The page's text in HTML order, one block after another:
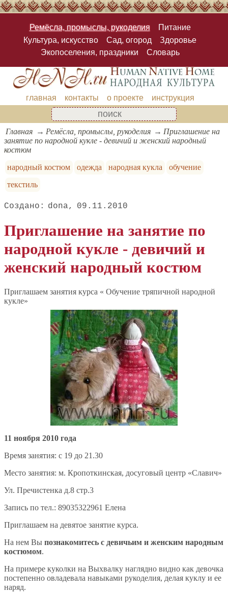
Ремёсла, промыслы, рукоделия
Питание
Культура, искусство
Сад, огород
Здоровье
Экопоселения, праздники
Словарь
главная контакты о проекте инструкция
Главная Ремёсла, промыслы, рукоделия
Приглашение на
занятие по народной кукле - девичий и женский народный
костюм
народный костюм
одежда народная кукла
обучение
текстиль
dona 09.11.2010
Приглашение на занятие по
народной кукле - девичий и
женский народный костюм
Приглашаем занятия курса « Обучение тряпичной народной
кукле»
11 ноября 2010 года
Время занятия: с 19 до 21.30
Место занятия: м. Кропоткинская, досуговый центр «Славич»
Ул. Пречистенка д.8 стр.3
Запись по тел.: 89035322961 Елена
Приглашаем на девятое занятие курса.
На нем Вы познакомитесь с девичьим и женским народным
костюмом.
На примере куколки на Выхвалку наглядно видно как девочка
постепенно овладевала навыками рукоделия, делая куклу и ее
наряд.